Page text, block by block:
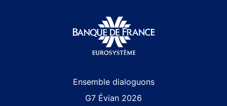
Ensemble dialoguons
G7 Évian 2026